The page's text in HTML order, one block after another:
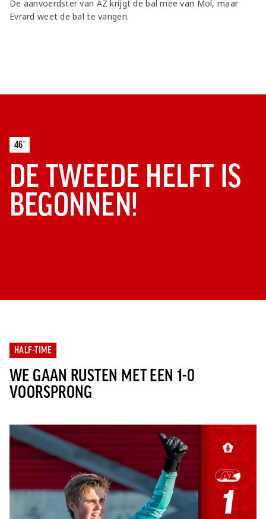
De aanvoerdster van AZ krijgt de bal mee van Mol, maar
Evrard weet de bal te vangen.
46'
DE TWEEDE HELFT IS
BEGONNEN!
HALF-TIME
WE GAAN RUSTEN MET EEN 1-0
VOORSPRONG